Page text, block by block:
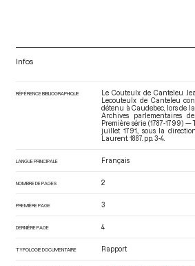
Infos
RÉFÉRENCE BIBLIOGRAPHIQUE
Le Couteulx de Canteleu
Lecouteulx de Canteleu
détenu à Caudebec, lors de
Archives parlementaires
Première série (1787-1799)
juillet 1791.
, sous la
Laurent. 1887. pp. 3-4.
LANGUE PRINCIPALE Français
NOMBRE DE PAGES 2
PREMIÈRE PAGE 3
DERNIÈRE PAGE 4
TYPOLOGIE DOCUMENTAIRE Rapport